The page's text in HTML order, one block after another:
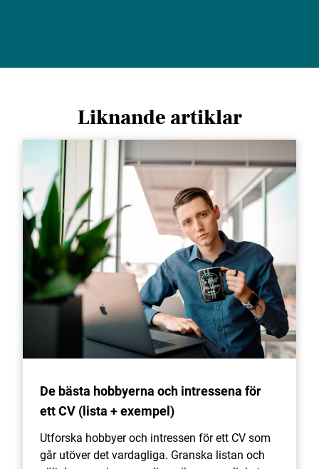
Liknande artiklar
De bästa hobbyerna och intressena för
ett CV (lista + exempel)
Utforska hobbyer och intressen för ett CV som
går utöver det vardagliga. Granska listan och